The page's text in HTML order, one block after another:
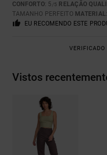
CONFORTO: 5 /5 RELAÇÃO
TAMANHO PERFEITO MATERIAL
EU RECOMENDO ESTE
VERIFICADO
Vistos